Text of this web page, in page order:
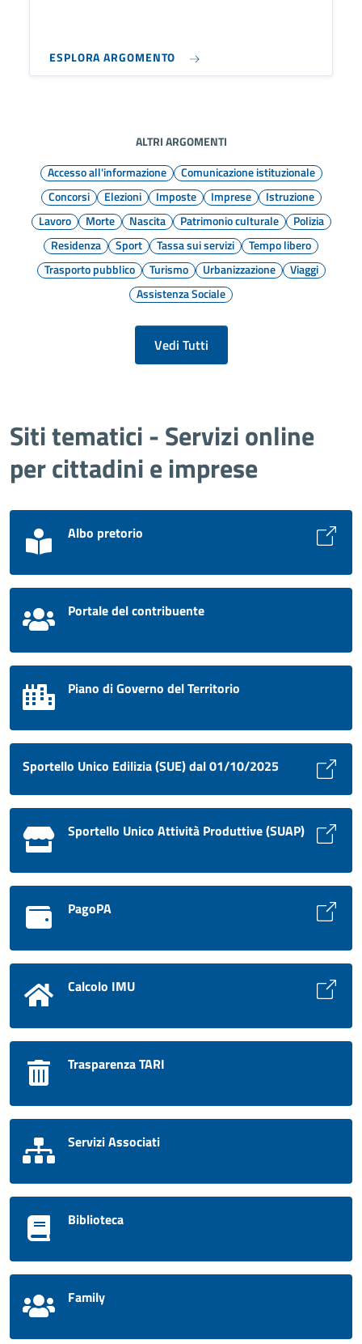
ESPLORA ARGOMENTO
ALTRI ARGOMENTI
Accesso all'informazione
Comunicazione istituzionale
Concorsi
Elezioni Imposte Imprese
Istruzione
Lavoro
Morte Nascita Patrimonio culturale
Polizia
Residenza
Sport Tassa sui servizi
Tempo libero
Trasporto pubblico
Turismo Urbanizzazione
Viaggi
Assistenza Sociale
Vedi Tutti
Siti tematici - Servizi online
per cittadini e imprese
Albo pretorio
Portale del contribuente
Piano di Governo del Territorio
Sportello Unico Edilizia (SUE) dal 01/10/2025
Sportello Unico Attività Produttive (SUAP)
PagoPA
Calcolo IMU
Trasparenza TARI
Servizi Associati
Biblioteca
Family